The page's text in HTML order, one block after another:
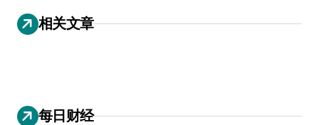
导
航 相关文章
每日财经